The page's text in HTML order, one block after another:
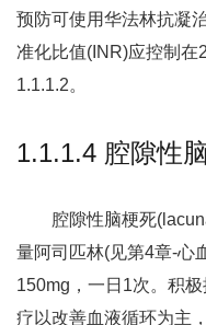
预防可使用华法林抗凝
准化比值(INR)应控制在
1.1.1.2。
1.1.1.4 腔隙性
腔隙性脑梗死
量阿司匹林(见第4章-心
150mg，一日1次。积
疗以改善血液循环为主